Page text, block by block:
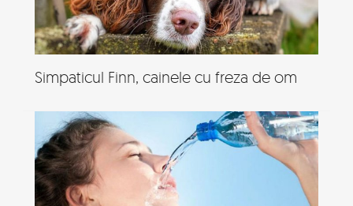
Simpaticul Finn, cainele cu freza de om